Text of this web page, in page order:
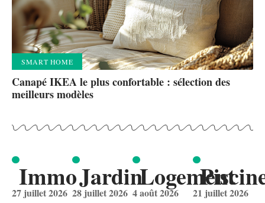
SMART HOME
Canapé IKEA le plus confortable : sélection des
meilleurs modèles
Immo
27 juillet 2026
Jardin
28 juillet 2026
Logement
4 août 2026 21 juillet 2026